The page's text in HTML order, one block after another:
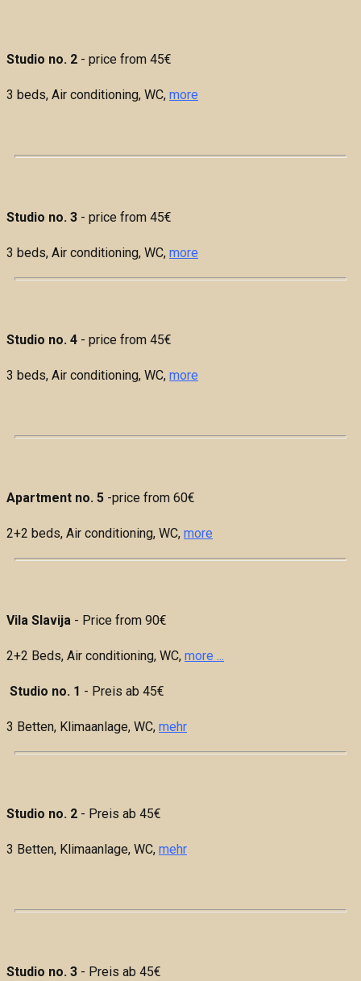
Studio no. 2 - price from 45€
3 beds, Air conditioning, WC, more
Studio no. 3 - price from 45€
3 beds, Air conditioning, WC, more
Studio no. 4 - price from 45€
3 beds, Air conditioning, WC, more
Apartment no. 5 -price from 60€
2+2 beds, Air conditioning, WC, more
Vila Slavija - Price from 90€
2+2 Beds, Air conditioning, WC, more ...
Studio no. 1 - Preis ab 45€
3 Betten, Klimaanlage, WC, mehr
Studio no. 2 - Preis ab 45€
3 Betten, Klimaanlage, WC, mehr
Studio no. 3 - Preis ab 45€